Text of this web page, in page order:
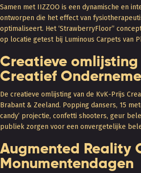
Samen met IIZZOO is een dynamische en
ontworpen die het effect van
optimaliseert. Het ‘StrawberryFloor”
op locatie getest bij Luminous Carpets van
Creatieve omlijsting
Creatief
De creatieve omlijsting van de KvK-Prijs
Brabant & Zeeland. Popping dansers, 15
candy’ projectie, confetti shooters, geur
publiek zorgen voor een onvergetelijke
Augmented Reality
Monumentendagen